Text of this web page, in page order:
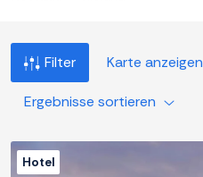
Filter Karte anzeigen
Ergebnisse sortieren
Hotel